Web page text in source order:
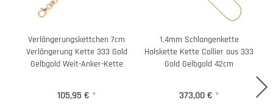
Verlängerungskettchen 7cm
Verlängerung Kette 333 Gold
Gelbgold Weit-Anker-Kette
105,95 € *
1,4mm Schlangenkette
Halskette Kette Collier aus 333
Gold Gelbgold 42cm
373,00 € *